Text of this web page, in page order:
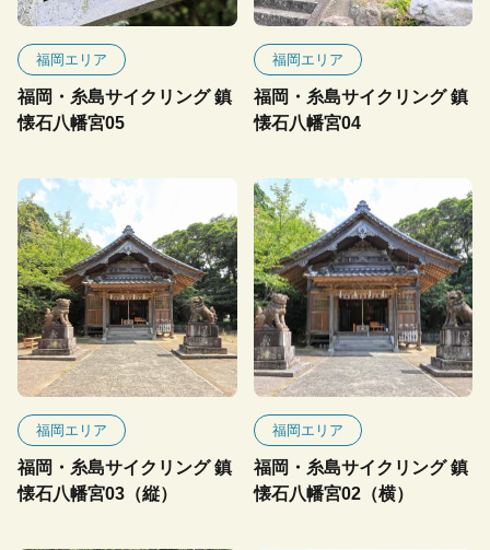
福岡エリア
福岡・糸島サイクリング 鎮
懐石八幡宮05
福岡エリア
福岡・糸島サイクリング 鎮
懐石八幡宮04
福岡エリア
福岡・糸島サイクリング 鎮
懐石八幡宮03（縦）
福岡エリア
福岡・糸島サイクリング 鎮
懐石八幡宮02（横）